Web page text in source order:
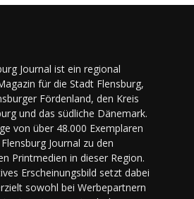
Journal ist ein regional
für die Stadt Flensburg,
Fördenland, den Kreis
und das südliche Dänemark.
von über 48.000 Exemplaren
Journal zu den
Printmedien in dieser Region.
Erscheinungsbild setzt dabei
sowohl bei Werbepartnern